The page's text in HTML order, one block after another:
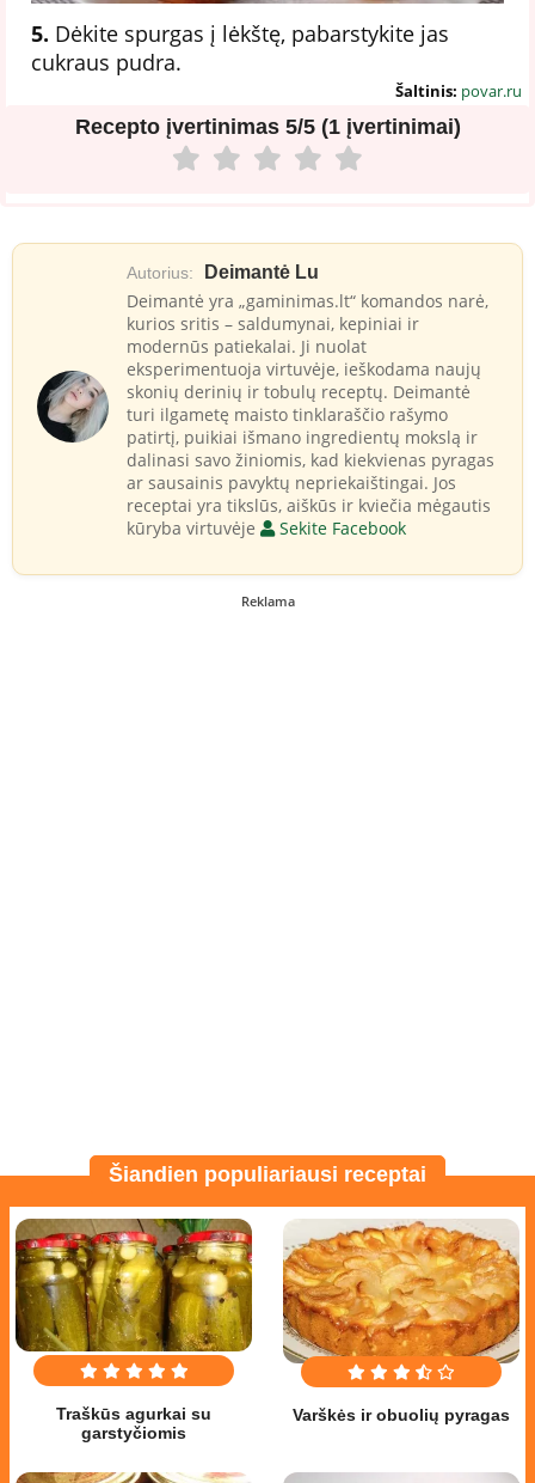
5. Dėkite spurgas į lėkštę, pabarstykite jas
cukraus pudra.
Šaltinis: povar.ru
Recepto įvertinimas 5/5 (1 įvertinimai)
Autorius: Deimantė Lu
Deimantė yra „gaminimas.lt“ komandos narė,
kurios sritis – saldumynai, kepiniai ir
modernūs patiekalai. Ji nuolat
eksperimentuoja virtuvėje, ieškodama naujų
skonių derinių ir tobulų receptų. Deimantė
turi ilgametę maisto tinklaraščio rašymo
patirtį, puikiai išmano ingredientų mokslą ir
dalinasi savo žiniomis, kad kiekvienas pyragas
ar sausainis pavyktų nepriekaištingai. Jos
receptai yra tikslūs, aiškūs ir kviečia mėgautis
kūryba virtuvėje
Sekite Facebook
Reklama
Šiandien populiariausi receptai
Traškūs agurkai su
garstyčiomis
Varškės ir obuolių pyragas